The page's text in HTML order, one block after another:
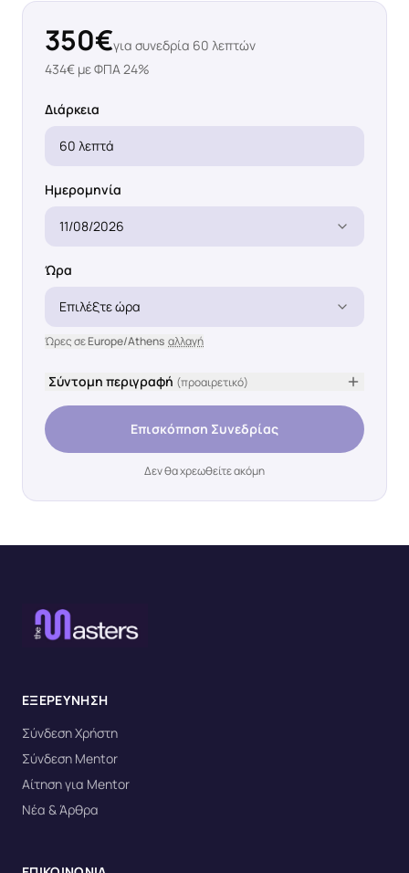
350€για συνεδρία 60 λεπτών
434€ με ΦΠΑ 24%
Διάρκεια
60 λεπτά
Ημερομηνία
11/08/2026
Ώρα
Επιλέξτε ώρα
Ώρες σεEurope/Athens αλλαγή
Σύντομη περιγραφή (προαιρετικό)
Επισκόπηση Συνεδρίας
Δεν θα χρεωθείτε ακόμη
ΕΞΕΡΕΥΝΗΣΗ
Σύνδεση Χρήστη
Σύνδεση Mentor
Αίτηση για Mentor
Νέα & Άρθρα